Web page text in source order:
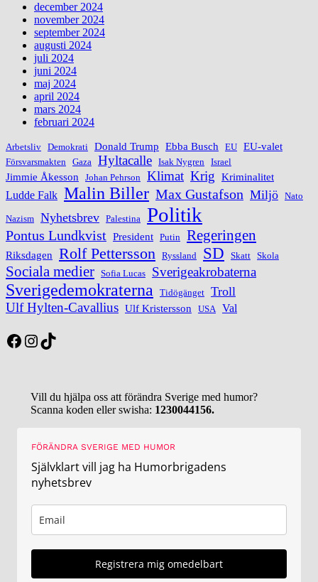
december 2024
november 2024
september 2024
augusti 2024
juli 2024
juni 2024
maj 2024
april 2024
mars 2024
februari 2024
Arbetsliv Demokrati Donald Trump Ebba Busch EU EU-valet
Försvarsmakten Gaza Hyltacalle Isak Nygren Israel
Jimmie Åkesson Johan Pehrson Klimat Krig Kriminalitet
Ludde Falk Malin Biller Max Gustafson Miljö Nato
Nazism Nyhetsbrev Palestina Politik
Pontus Lundkvist President Putin Regeringen
Riksdagen Rolf Pettersson Ryssland SD Skatt Skola
Sociala medier Sofia Lucas Sverigeakrobaterna
Sverigedemokraterna Tidögänget Troll
Ulf Hylten-Cavallius Ulf Kristersson USA Val
Facebook
Instagram
TikTok
Vill du hjälpa oss att förändra Sverige med humor?
Scanna koden eller swisha: 1230044156.
FÖRÄNDRA SVERIGE MED HUMOR
Självklart vill jag ha Humorbrigadens
nyhetsbrev
Registrera mig omedelbart